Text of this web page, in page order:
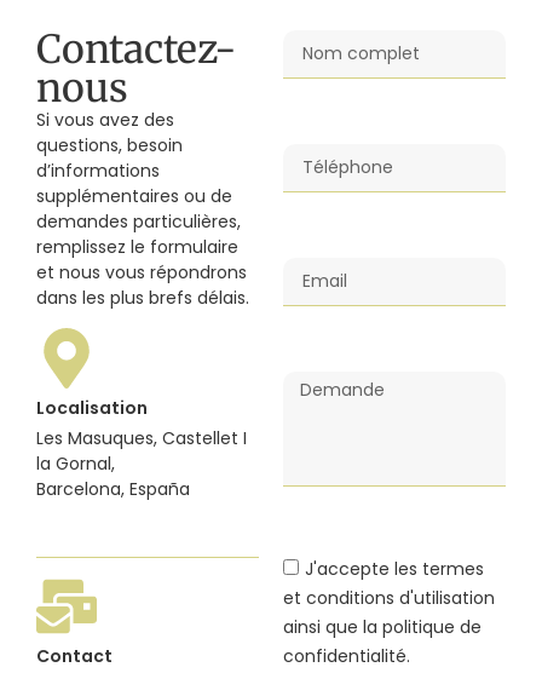
Contactez-
nous
Si vous avez des
questions, besoin
d’informations
supplémentaires ou de
demandes particulières,
remplissez le formulaire
et nous vous répondrons
dans les plus brefs délais.
Localisation
Les Masuques, Castellet I
la Gornal,
Barcelona, España
Contact
J'accepte les termes
et conditions d'utilisation
ainsi que la politique de
confidentialité.